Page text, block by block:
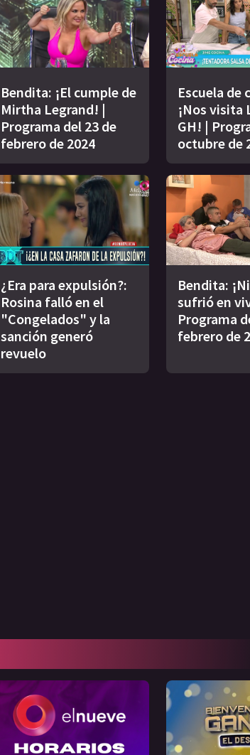
Bendita: ¡El cumple de
Mirtha Legrand! |
Programa del 23 de
febrero de 2024
Escuela de
¡Nos visita
GH! |
octubre de
¿Era para expulsión?:
Rosina falló en el
"Congelados" y la
sanción generó
revuelo
Bendita:
sufrió en
Programa
febrero de